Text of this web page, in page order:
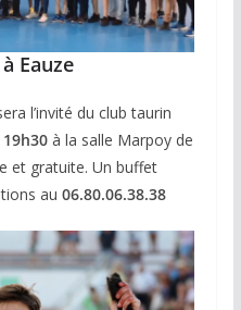
Eauze
l’invité du club taurin
à la salle Marpoy de
et gratuite. Un buffet
au 06.80.06.38.38